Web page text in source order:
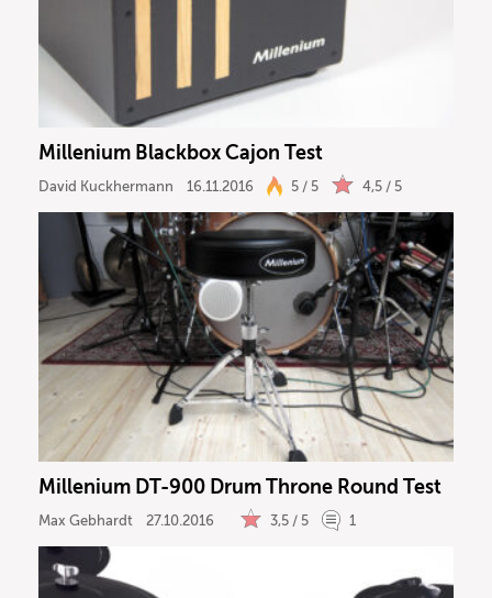
Software
Ergebnisse anzeigen
Millenium Blackbox Cajon Test
David Kuckhermann 16.11.2016 5 / 5 4,5 / 5
Millenium DT-900 Drum Throne Round Test
Max Gebhardt 27.10.2016 3,5 / 5 1